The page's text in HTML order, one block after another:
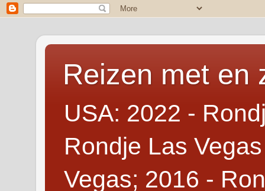
Reizen met en
USA: 2022 -
Rondje Las
Vegas; 2016 -